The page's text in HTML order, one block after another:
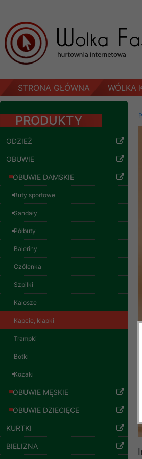
STRONA GŁÓWNA WÓLKA
PRODUKTY
ODZIEŻ
OBUWIE
OBUWIE DAMSKIE
Buty sportowe
Sandały
Półbuty
Baleriny
Czółenka
Szpilki
Kalosze
Kapcie, klapki
Trampki
Botki
Kozaki
OBUWIE MĘSKIE
OBUWIE DZIECIĘCE
KURTKI
BIELIZNA
Spodnie damskie
jeansy Roz 29-36, 1
Kolor Paczka 10 szt
szczegóły